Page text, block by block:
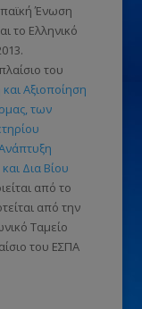
Ένωση
το Ελληνικό
του
Αξιοποίηση
των
Δια Βίου
από το
από την
Ταμείο
του ΕΣΠΑ